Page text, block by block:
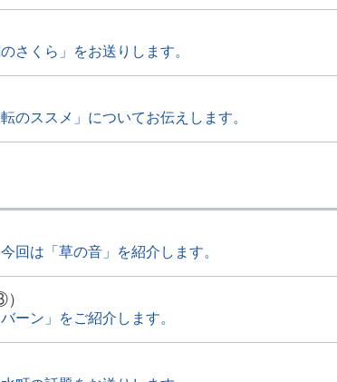
さくら」をお送りします。
のススメ」についてお伝えします。
回は「草の音」を紹介します。
ーン」をご紹介します。